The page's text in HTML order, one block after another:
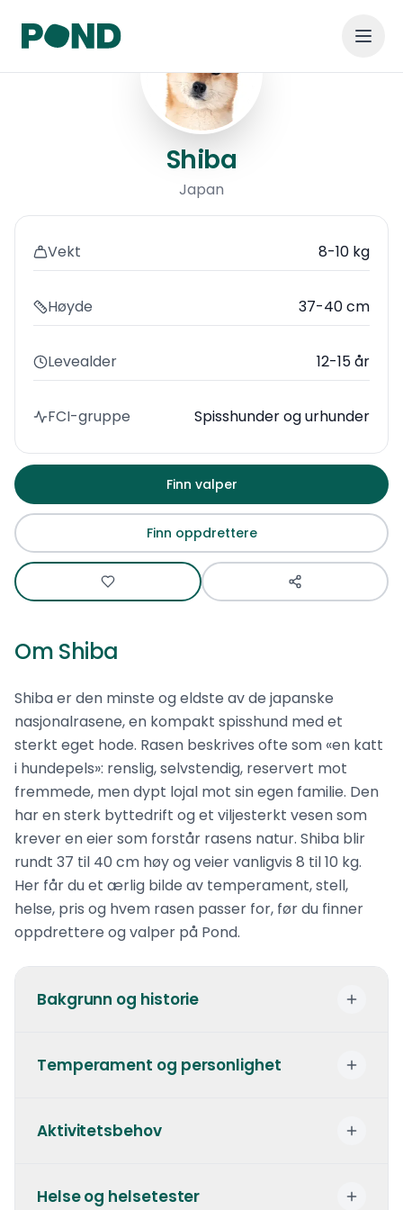
Shiba
Japan
Vekt 8-10 kg
Høyde 37-40 cm
Levealder 12-15 år
FCI-gruppe Spisshunder og urhunder
Finn valper
Finn oppdrettere
Om Shiba
Shiba er den minste og eldste av de japanske
nasjonalrasene, en kompakt spisshund med et
sterkt eget hode. Rasen beskrives ofte som «en katt
i hundepels»: renslig, selvstendig, reservert mot
fremmede, men dypt lojal mot sin egen familie. Den
har en sterk byttedrift og et viljesterkt vesen som
krever en eier som forstår rasens natur. Shiba blir
rundt 37 til 40 cm høy og veier vanligvis 8 til 10 kg.
Her får du et ærlig bilde av temperament, stell,
helse, pris og hvem rasen passer for, før du finner
oppdrettere og valper på Pond.
Bakgrunn og historie
nasjonalrasene, med røtter som strekker seg
fjellområdene i Japan.
kan bety «liten», vise til buskaset den jaktet i,
Temperament og personlighet
uavhengig, renslig og reservert overfor
svært sta.
Aktivitetsbehov
daglig mosjon, men ikke like mye som mange
Helse og helsetester